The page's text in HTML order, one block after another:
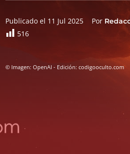
Publicado el 11 Jul 2025 Por
516
© Imagen: OpenAI - Edición: codigooculto.com